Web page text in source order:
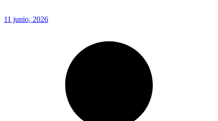
11 junio, 2026